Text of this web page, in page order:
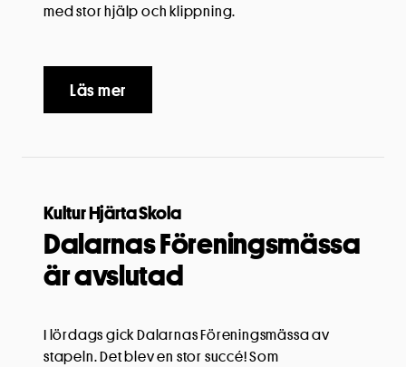
med stor hjälp och klippning.
Läs mer
Kultur Hjärta Skola
Dalarnas Föreningsmässa
är avslutad
I lördags gick Dalarnas Föreningsmässa av
stapeln. Det blev en stor succé! Som